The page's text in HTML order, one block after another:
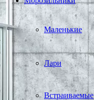
Маленькие
Лари
Встраиваемые